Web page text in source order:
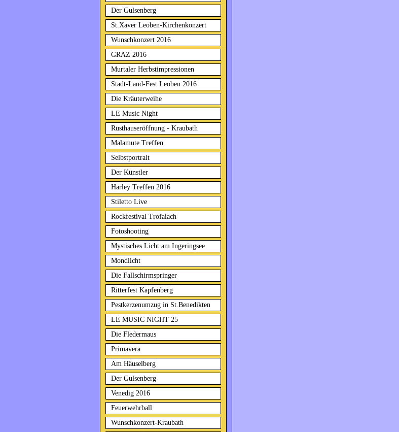
Der Gulsenberg
St.Xaver Leoben-Kirchenkonzert
Wunschkonzert 2016
GRAZ 2016
Murtaler Herbstimpressionen
Stadt-Land-Fest Leoben 2016
Die Kräuterweihe
LE Music Night
Rüsthauseröffnung - Kraubath
Malamute Treffen
Selbstportrait
Der Künstler
Harley Treffen 2016
Stiletto Live
Rockfestival Trofaiach
Fotoshooting
Mystisches Licht am Ingeringsee
Mondlicht
Die Fallschirmspringer
Ritterfest Kapfenberg
Pestkerzenumzug in St.Benedikten
LE MUSIC NIGHT 25
Die Fledermaus
Primavera
Am Häuselberg
Der Gulsenberg
Venedig 2016
Feuerwehrball
Wunschkonzert-Kraubath